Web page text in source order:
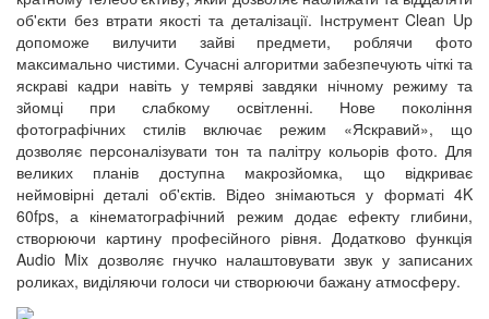
об'єкти без втрати якості та деталізації. Інструмент Clean Up
допоможе вилучити зайві предмети, роблячи фото
максимально чистими. Сучасні алгоритми забезпечують чіткі та
яскраві кадри навіть у темряві завдяки нічному режиму та
зйомці при слабкому освітленні. Нове покоління
фотографічних стилів включає режим «Яскравий», що
дозволяє персоналізувати тон та палітру кольорів фото. Для
великих планів доступна макрозйомка, що відкриває
неймовірні деталі об'єктів. Відео знімаються у форматі 4K
60fps, а кінематографічний режим додає ефекту глибини,
створюючи картину професійного рівня. Додатково функція
Audio Mix дозволяє гнучко налаштовувати звук у записаних
роликах, виділяючи голоси чи створюючи бажану атмосферу.